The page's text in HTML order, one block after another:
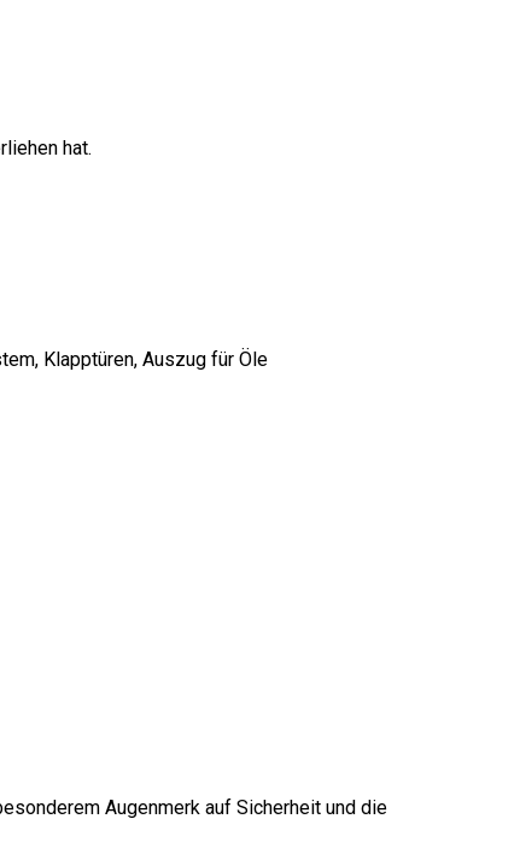
hat.
Klapptüren, Auszug für Öle
Augenmerk auf Sicherheit und die